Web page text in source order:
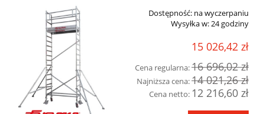
Dostępność: na wyczerpaniu
Wysyłka w:24 godziny
15 026,42 zł
Cena regularna:16 696,02 zł
Najniższa cena:14 021,26 zł
Cena netto: 12 216,60 zł